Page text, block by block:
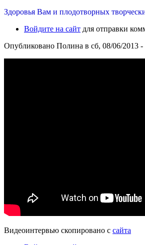
Здоровья Вам и плодотворных
Войдите на сайт для отправки
Опубликовано Полина в сб, 08/06/2013 -
Видеоинтервью скопировано с сайта